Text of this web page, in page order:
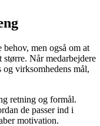
men også om at
Når medarbejdere
og virksomhedens mål,
retning og formål.
de passer ind i
motivation.